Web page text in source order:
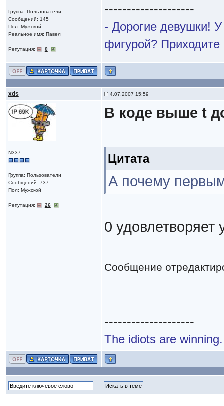
Группа: Пользователи
Сообщений: 145
Пол: Мужской
Реальное имя: Павел
Репутация: 0
--------------------
- Дорогие девушки!
фигурой?
xds 4.07.2007 15:59
N337
Группа: Пользователи
Сообщений: 737
Пол: Мужской
Репутация: 26
В коде выше t
Цитата
А почему
0
Сообщение
--------------------
The idiots are winning.